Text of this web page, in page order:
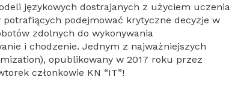
językowych dostrajanych z użyciem uczenia
podejmować krytyczne decyzje w
zdolnych do wykonywania
i chodzenie. Jednym z najważniejszych
opublikowany w 2017 roku przez
członkowie KN “IT”!